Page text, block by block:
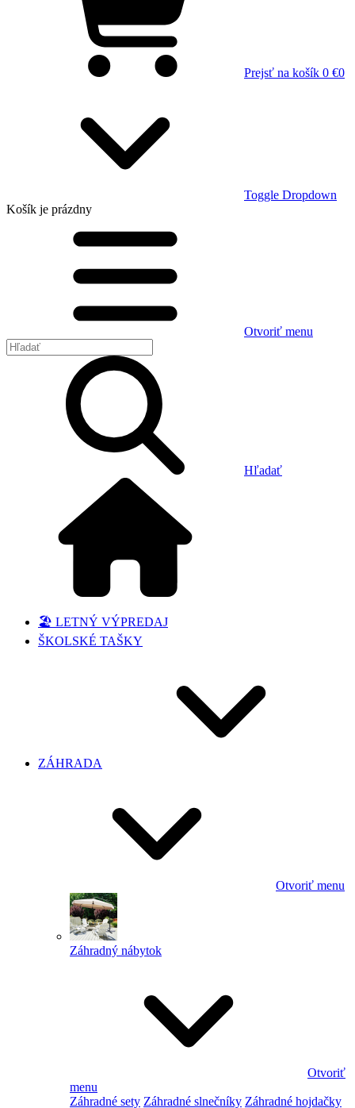
Prejsť na košík 0 €0
Toggle Dropdown
Košík je prázdny
Otvoriť menu
Hľadať
🏖️ LETNÝ VÝPREDAJ
ŠKOLSKÉ TAŠKY
ZÁHRADA
Otvoriť menu
Záhradný nábytok
Otvoriť
menu
Záhradné sety Záhradné slnečníky Záhradné hojdačky